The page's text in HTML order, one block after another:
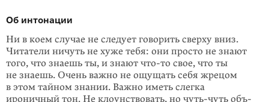
Об интонации
Ни в коем случае не следует говорить сверху вниз.
Читатели ничуть не хуже тебя: они просто не знают
того, что знаешь ты, и знают что-то свое, что ты
не знаешь. Очень важно не ощущать себя жрецом
в этом тайном знании. Важно иметь слегка
ироничный тон. Не клоунствовать, но чуть-чуть объ­